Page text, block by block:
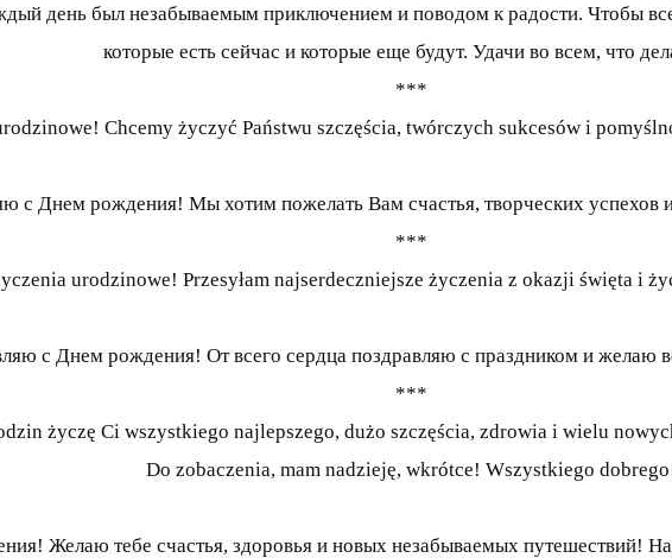
день был незабываемым приключением и поводом к радости. Чтобы
которые есть сейчас и которые еще будут. Удачи во всем, что
***
Chcemy życzyć Państwu szczęścia, twórczych sukcesów i
с Днем рождения! Мы хотим пожелать Вам счастья, творческих успехов
***
urodzinowe! Przesyłam najserdeczniejsze życzenia z okazji święta i
с Днем рождения! От всего сердца поздравляю с праздником и желаю
***
życzę Ci wszystkiego najlepszego, dużo szczęścia, zdrowia i wielu
Do zobaczenia, mam nadzieję, wkrótce! Wszystkiego
Желаю тебе счастья, здоровья и новых незабываемых путешествий!